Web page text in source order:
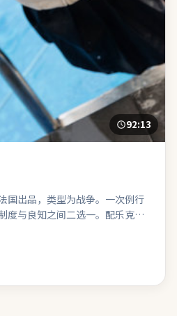
92:13
国出品，类型为战争。一次例行
度与良知之间二选一。配乐克
作重要的“台词”来使用。表
，是近期同类型中较扎实的一